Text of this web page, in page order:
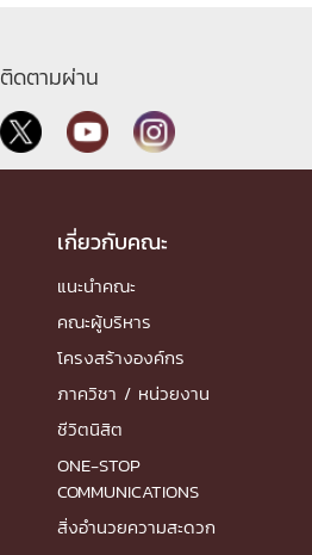
ติดตามผ่าน
เกี่ยวกับคณะ
แนะนำคณะ
คณะผู้บริหาร
โครงสร้างองค์กร
ภาควิชา / หน่วยงาน
ชีวิตนิสิต
ONE-STOP
COMMUNICATIONS
สิ่งอำนวยความสะดวก